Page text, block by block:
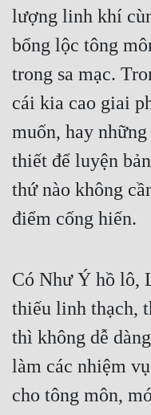
Cung Đấu
Cạnh Kỹ
Cổ Tiên Hiệp
Cổ Đại
Du Hí
Dã Sử
Dị Giới
Góc Nhìn Nữ
Huyền Huyễn
Huyền Nghi
lượng linh khí
bổng lộc tông
trong sa mạc.
cái kia cao giai
muốn, hay
thiết để luyện
thứ nào không
điểm cống hiến.
Có Như Ý hồ lô,
thiếu linh thạch,
thì không dễ
làm các nhiệm
cho tông môn,